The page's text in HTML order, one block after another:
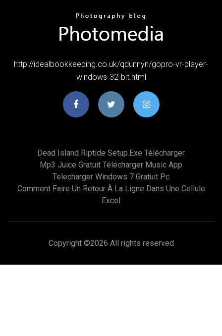
http://idealbookkeeping.co.uk/qdunnyn/gopro-vr-player-
windows-32-bit.html
Dead Island Riptide Setup.exe Télécharger
Mp3 Juice Gratuit Télécharger Music App
Telecharger Windows 7 Gratuit Pc
Comment Faire Un Retour À La Ligne Dans Une Cellule
Excel
Copyright ©2026 All rights reserved